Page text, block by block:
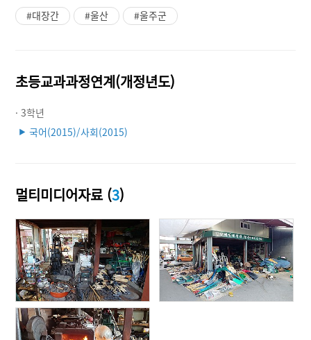
#대장간 #울산 #울주군
초등교과과정연계(개정년도)
· 3학년
▶ 국어(2015)/사회(2015)
멀티미디어자료 (3)